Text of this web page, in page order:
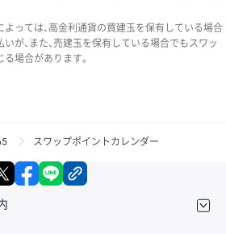
っては、高金利通貨の買建玉を保有している場合
が、また、売建玉を保有している場合でもスワッ
場合があります。
スワップポイントカレンダー
X facebook